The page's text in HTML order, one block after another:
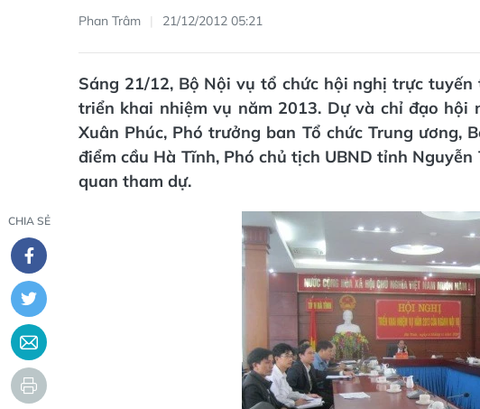
Phan Trâm 21/12/2012 05:21
Sáng 21/12, Bộ Nội vụ tổ chức hội nghị trực
triển khai nhiệm vụ năm 2013. Dự và chỉ đạo hội
Xuân Phúc, Phó trưởng ban Tổ chức Trung ương,
điểm cầu Hà Tĩnh, Phó chủ tịch UBND tỉnh
quan tham dự.
CHIA SẺ